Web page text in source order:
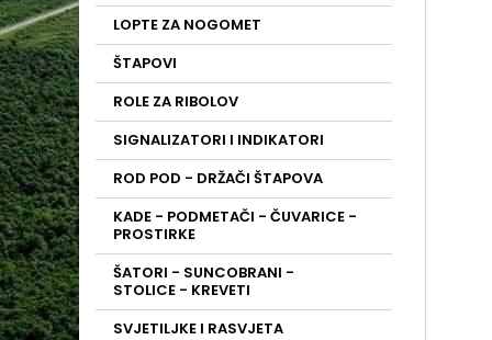
LOPTE ZA NOGOMET
ŠTAPOVI
ROLE ZA RIBOLOV
SIGNALIZATORI I INDIKATORI
ROD POD - DRŽAČI ŠTAPOVA
KADE - PODMETAČI - ČUVARICE -
PROSTIRKE
ŠATORI - SUNCOBRANI -
STOLICE - KREVETI
SVJETILJKE I RASVJETA